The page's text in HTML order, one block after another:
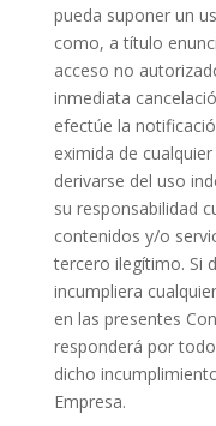
pueda suponer un
como, a título
acceso no
inmediata
efectúe la
eximida de
derivarse del uso
su responsabilidad
contenidos y/o
tercero ilegítimo. Si
incumpliera
en las presentes
responderá por
dicho
Empresa.